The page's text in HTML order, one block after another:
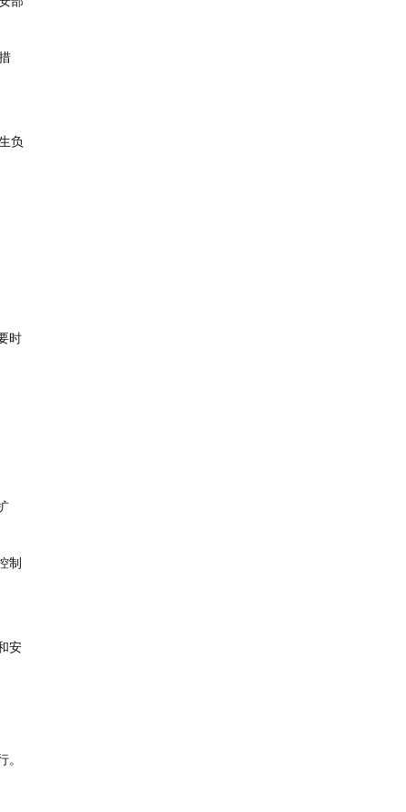
负
时
制
安